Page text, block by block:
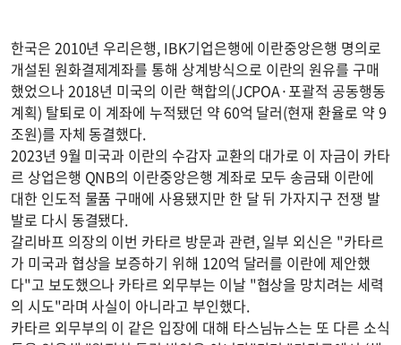
한국은 2010년 우리은행, IBK기업은행에 이란중앙은행 명의로
개설된 원화결제계좌를 통해 상계방식으로 이란의 원유를 구매
했었으나 2018년 미국의 이란 핵합의(JCPOA·포괄적 공동행동
계획) 탈퇴로 이 계좌에 누적됐던 약 60억 달러(현재 환율로 약 9
조원)를 자체 동결했다.
2023년 9월 미국과 이란의 수감자 교환의 대가로 이 자금이 카타
르 상업은행 QNB의 이란중앙은행 계좌로 모두 송금돼 이란에
대한 인도적 물품 구매에 사용됐지만 한 달 뒤 가자지구 전쟁 발
발로 다시 동결됐다.
갈리바프 의장의 이번 카타르 방문과 관련, 일부 외신은 "카타르
가 미국과 협상을 보증하기 위해 120억 달러를 이란에 제안했
다"고 보도했으나 카타르 외무부는 이날 "협상을 망치려는 세력
의 시도"라며 사실이 아니라고 부인했다.
카타르 외무부의 이 같은 입장에 대해 타스님뉴스는 또 다른 소식